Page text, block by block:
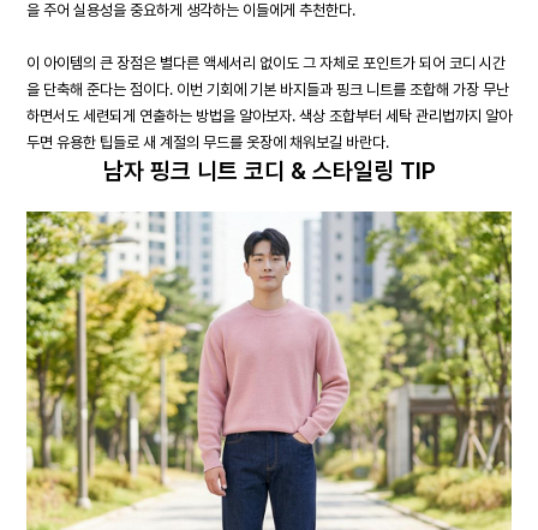
을 주어 실용성을 중요하게 생각하는 이들에게 추천한다.
이 아이템의 큰 장점은 별다른 액세서리 없이도 그 자체로 포인트가 되어 코디 시간
을 단축해 준다는 점이다. 이번 기회에 기본 바지들과 핑크 니트를 조합해 가장 무난
하면서도 세련되게 연출하는 방법을 알아보자. 색상 조합부터 세탁 관리법까지 알아
두면 유용한 팁들로 새 계절의 무드를 옷장에 채워보길 바란다.
남자 핑크 니트 코디 & 스타일링 TIP